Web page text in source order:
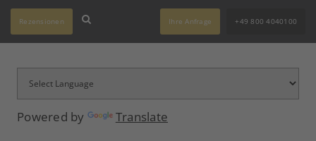
Powered by Translate
Rezensionen Ihre Anfrage +49 800 4040100